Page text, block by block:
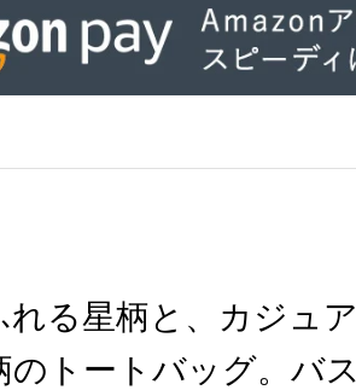
れる星柄と、カジュ
のトートバッグ。バ